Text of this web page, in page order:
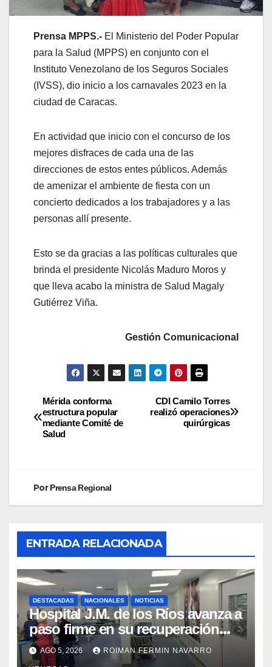
Prensa MPPS.- El Ministerio del Poder Popular
para la Salud (MPPS) en conjunto con el
Instituto Venezolano de los Seguros Sociales
(IVSS), dio inicio a los carnavales 2023 en la
ciudad de Caracas.
En actividad que inicio con el concurso de los
mejores disfraces de cada una de las
direcciones de estos entes públicos. Además
de amenizar el ambiente de fiesta con un
concierto dedicados a los trabajadores y a las
personas allí presente.
Esto se da gracias a las políticas culturales que
brinda el presidente Nicolás Maduro Moros y
que lleva acabo la ministra de Salud Magaly
Gutiérrez Viña.
Gestión Comunicacional
CDI Camilo Torres
realizó operaciones
quirúrgicas
Mérida conforma
estructura popular
mediante Comité de
Salud
PorPrensa Regional
ENTRADA RELACIONADA
DESTACADAS NACIONALES NOTICIAS
Hospital J.M. de los Ríos avanza a
paso firme en su recuperación
tras los recientes eventos
sísmicos
AGO 5, 2026 ROIMAN FERMIN NAVARRO